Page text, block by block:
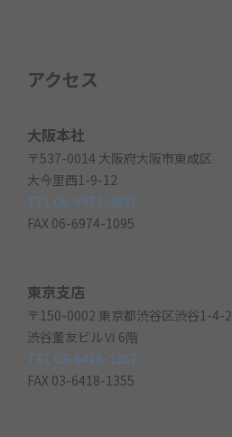
アクセス
大阪本社
〒537-0014 大阪府大阪市東成区
大今里西1-9-12
TEL 06-6971-3897
FAX 06-6974-1095
東京支店
〒150-0002 東京都渋谷区渋谷1-4-2
渋谷董友ビルⅥ 6階
TEL 03-6418-1357
FAX 03-6418-1355